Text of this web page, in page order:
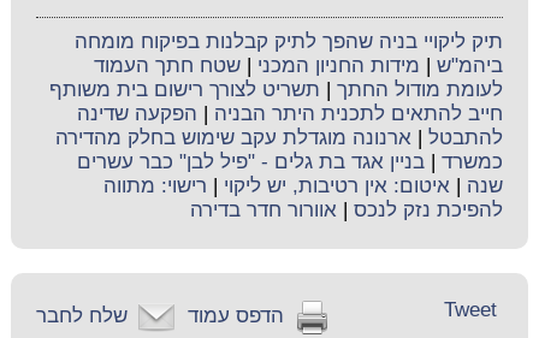
תיק ליקויי בניה שהפך לתיק קבלנות בפיקוח מומחה
ביהמ"ש
מידות החניון המכני |שטח חתך העמוד
לעומת מודול החתך
תשריט לצורך רישום בית משותף
חייב להתאים לתכנית היתר הבניה
הפקעה שדינה
להתבטל |ארנונה מוגדלת עקב שימוש בחלק מהדירה
כמשרד |בניין אגד בת גלים - "פיל לבן" כבר עשרים
שנה |איטום: אין רטיבות, יש ליקוי
רישוי: מתווה
להפיכת נזק לנכס |אוורור חדר בדירה
שלח לחבר הדפס עמוד Tweet